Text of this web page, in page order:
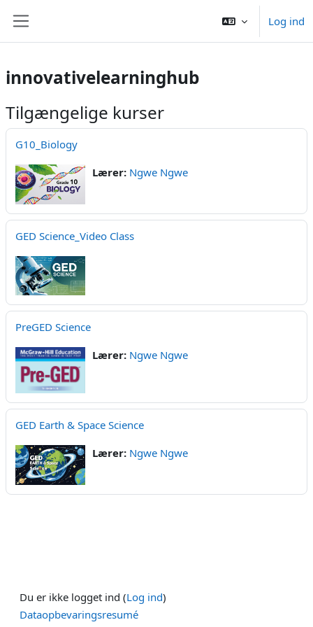
Log ind
innovativelearninghub
Tilgængelige kurser
G10_Biology
Lærer: Ngwe Ngwe
GED Science_Video Class
PreGED Science
Lærer: Ngwe Ngwe
GED Earth & Space Science
Lærer: Ngwe Ngwe
Du er ikke logget ind (Log ind)
Dataopbevaringsresumé